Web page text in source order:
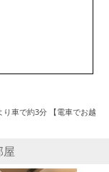
車で約3分 【電車でお越
屋